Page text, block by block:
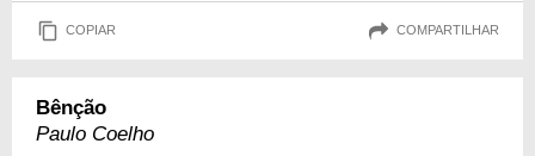
COPIAR COMPARTILHAR
Bênção
Paulo Coelho